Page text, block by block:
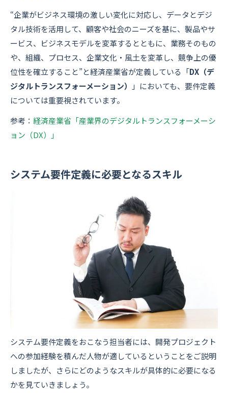
“企業がビジネス環境の激しい変化に対応し、データとデジ
タル技術を活⽤して、顧客や社会のニーズを基に、製品やサ
ービス、ビジネスモデルを変⾰するとともに、業務そのもの
や、組織、プロセス、企業⽂化・⾵⼟を変⾰し、競争上の優
位性を確⽴すること”と経済産業省が定義している「DX（デ
ジタルトランスフォーメーション）
」においても、要件定義
については重要視されています。
参考： 経済産業省「産業界のデジタルトランスフォーメーシ
ョン（DX）」
システム要件定義に必要となるスキル
システム要件定義をおこなう担当者には、開発プロジェクト
への参加経験を積んだ人物が適しているということをご説明
しましたが、さらにどのようなスキルが具体的に必要になる
かを見ていきましょう。